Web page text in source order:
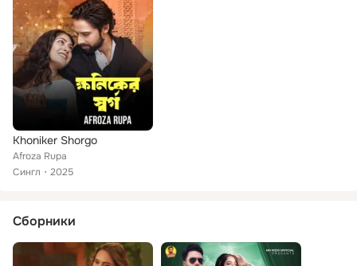
Khoniker Shorgo
Afroza Rupa
Сингл
2025
Сборники